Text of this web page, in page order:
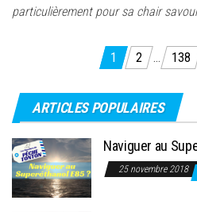
particulièrement pour sa chair
Pagination
des
publications
1 2 … 138
ARTICLES POPULAIRES
Naviguer au
25 novembre 2018